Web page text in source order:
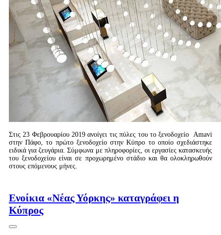
Στις 23 Φεβρουαρίου 2019 ανοίγει τις πύλες του το ξενοδοχείο Amavi
στην Πάφο, το πρώτο ξενοδοχείο στην Κύπρο το οποίο σχεδιάστηκε
ειδικά για ζευγάρια. Σύμφωνα με πληροφορίες, οι εργασίες κατασκευής
του ξενοδοχείου είναι σε προχωρημένο στάδιο και θα ολοκληρωθούν
στους επόμενους μήνες.
Ενοίκια «Νέας Υόρκης» καταγράφει η
Κύπρος